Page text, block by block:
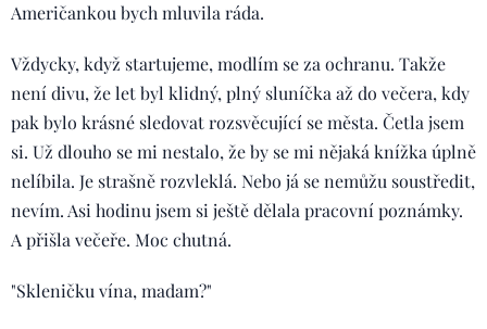
Američankou bych mluvila ráda.
Vždycky, když startujeme, modlím se za ochranu. Takže
není divu, že let byl klidný, plný sluníčka až do večera, kdy
pak bylo krásné sledovat rozsvěcující se města. Četla jsem
si. Už dlouho se mi nestalo, že by se mi nějaká knížka úplně
nelíbila. Je strašně rozvleklá. Nebo já se nemůžu soustředit,
nevím. Asi hodinu jsem si ještě dělala pracovní poznámky.
A přišla večeře. Moc chutná.
"Skleničku vína, madam?"